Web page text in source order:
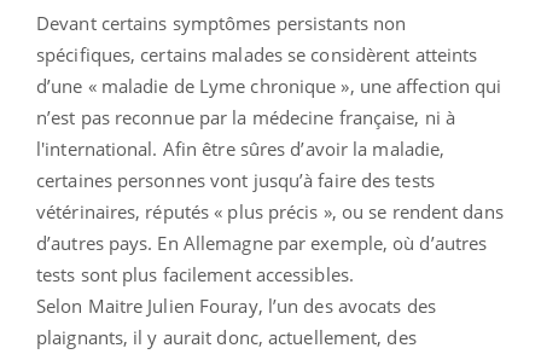
Devant certains symptômes persistants non
spécifiques, certains malades se considèrent atteints
d’une « maladie de Lyme chronique », une affection qui
n’est pas reconnue par la médecine française, ni à
l'international. Afin être sûres d’avoir la maladie,
certaines personnes vont jusqu’à faire des tests
vétérinaires, réputés « plus précis », ou se rendent dans
d’autres pays. En Allemagne par exemple, où d’autres
tests sont plus facilement accessibles.
Selon Maitre Julien Fouray, l’un des avocats des
plaignants, il y aurait donc, actuellement, des